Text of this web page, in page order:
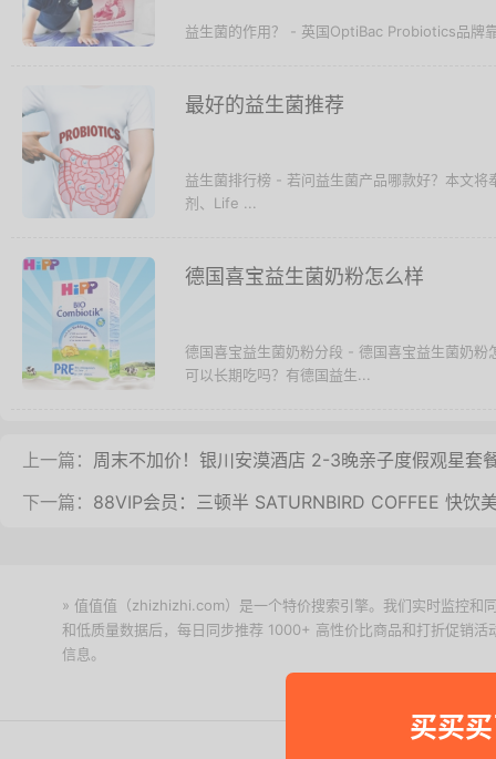
买买
益生菌的作用？ - 英国OptiBac Probiotics品牌
最好的益生菌推荐
益生菌排行榜 - 若问益生菌产品哪款好？本文
剂、Life ...
德国喜宝益生菌奶粉怎么样
德国喜宝益生菌奶粉分段 - 德国喜宝益生菌奶
可以长期吃吗？有德国益生...
上一篇： 周末不加价！银川安漠酒店 2-3晚亲子度假观星套
下一篇： 88VIP会员：三顿半 SATURNBIRD COFFEE 快
» 值值值（zhizhizhi.com）是一个特价搜索引擎。我们实时监控和
和低质量数据后，每日同步推荐 1000+ 高性价比商品和打折促销
信息。
Copyright © 2011-2026 网购